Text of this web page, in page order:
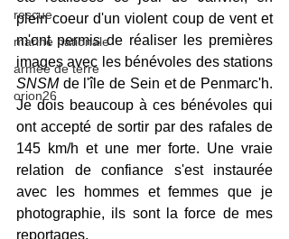
rescue
marine nationale
armée de terre
orion26
plein coeur d'un violent coup de vent et
m'ont permis de réaliser les premières
SNSM de l'île de Sein et de Penmarc'h.
Je dois beaucoup à ces bénévoles qui
ont accepté de sortir par des rafales de
145 km/h et une mer forte. Une vraie
relation de confiance s'est instaurée
avec les hommes et femmes que je
photographie, ils sont la force de mes
reportages.